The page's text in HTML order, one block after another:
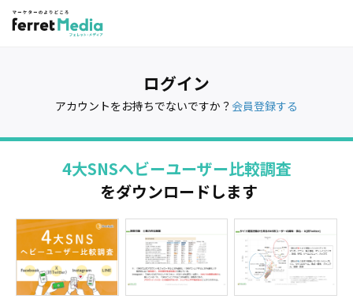
ログイン
アカウントをお持ちでないですか？ 会員登録する
4大SNSヘビーユーザー比較調査
をダウンロードします